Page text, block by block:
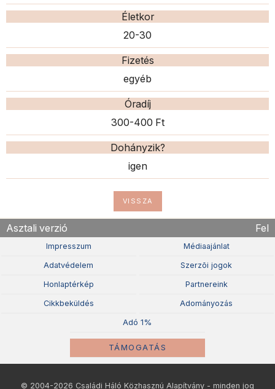
Életkor
20-30
Fizetés
egyéb
Óradíj
300-400 Ft
Dohányzik?
igen
VISSZA
Asztali verzió Fel
Impresszum Médiaajánlat
Adatvédelem Szerzõi jogok
Honlaptérkép Partnereink
Cikkbeküldés Adományozás
Adó 1%
TÁMOGATÁS
© 2004-2026 Családi Háló Közhasznú Alapítvány - minden jog